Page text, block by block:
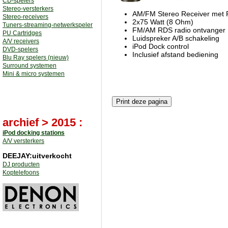
Stereo-versterkers
Stereo-receivers
Tuners-streaming-netwerkspeler
PU Cartridges
A/V receivers
DVD-spelers
Blu Ray spelers (nieuw)
Surround systemen
Mini & micro systemen
archief > 2015 :
iPod docking stations
A/V versterkers
DEEJAY:uitverkocht
DJ producten
Koptelefoons
AM/FM Stereo Receiver met
2x75 Watt (8 Ohm)
FM/AM RDS radio ontvanger
Luidspreker A/B schakeling
iPod Dock control
Inclusief afstand bediening